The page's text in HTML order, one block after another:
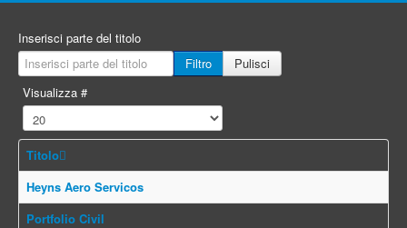
Inserisci parte del titolo
Filtro
Pulisci
Visualizza #
Titolo
Heyns Aero Servicos
Portfolio Civil